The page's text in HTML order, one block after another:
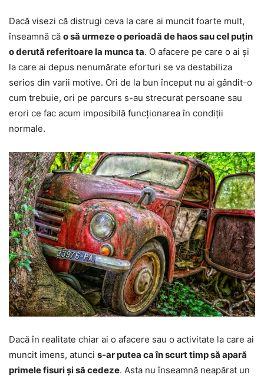
Dacă visezi că distrugi ceva la care ai muncit foarte mult,
înseamnă că o să urmeze o perioadă de haos sau cel puțin
o derută referitoare la munca ta. O afacere pe care o ai și
la care ai depus nenumărate eforturi se va destabiliza
serios din varii motive. Ori de la bun început nu ai gândit-o
cum trebuie, ori pe parcurs s-au strecurat persoane sau
erori ce fac acum imposibilă funcționarea în condiții
normale.
Dacă în realitate chiar ai o afacere sau o activitate la care ai
muncit imens, atunci s-ar putea ca în scurt timp să apară
primele fisuri și să cedeze. Asta nu înseamnă neapărat un